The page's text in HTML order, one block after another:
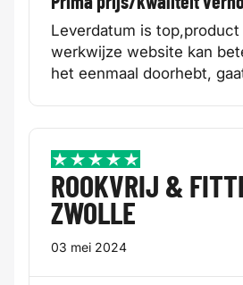
Leverdatum is top,product
werkwijze website kan
het eenmaal doorhebt,
5 / 5
ROOKVRIJ &
ZWOLLE
03 mei 2024